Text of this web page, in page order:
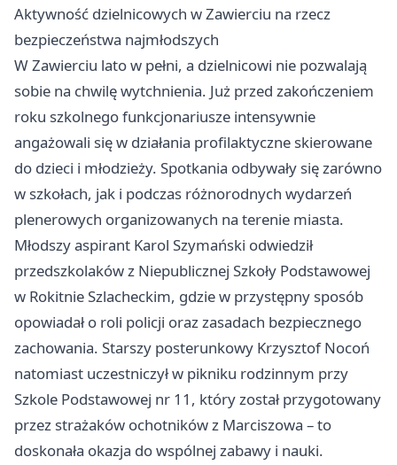
Aktywność dzielnicowych w Zawierciu na rzecz
bezpieczeństwa najmłodszych
W Zawierciu lato w pełni, a dzielnicowi nie pozwalają
sobie na chwilę wytchnienia. Już przed zakończeniem
roku szkolnego funkcjonariusze intensywnie
angażowali się w działania profilaktyczne skierowane
do dzieci i młodzieży. Spotkania odbywały się zarówno
w szkołach, jak i podczas różnorodnych wydarzeń
plenerowych organizowanych na terenie miasta.
Młodszy aspirant Karol Szymański odwiedził
przedszkolaków z Niepublicznej Szkoły Podstawowej
w Rokitnie Szlacheckim, gdzie w przystępny sposób
opowiadał o roli policji oraz zasadach bezpiecznego
zachowania. Starszy posterunkowy Krzysztof Nocoń
natomiast uczestniczył w pikniku rodzinnym przy
Szkole Podstawowej nr 11, który został przygotowany
przez strażaków ochotników z Marciszowa – to
doskonała okazja do wspólnej zabawy i nauki.